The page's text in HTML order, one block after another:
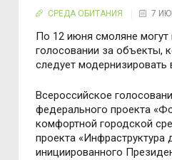
СРЕДА ОБИТАНИЯ 7
По 12 июня смоляне могут
голосовании за объекты,
следует модернизировать
Всероссийское
федерального проекта
комфортной городской
проекта «Инфраструктура
инициированного